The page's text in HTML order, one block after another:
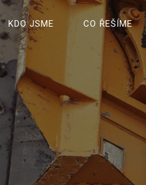
KDO JSME CO ŘEŠÍME